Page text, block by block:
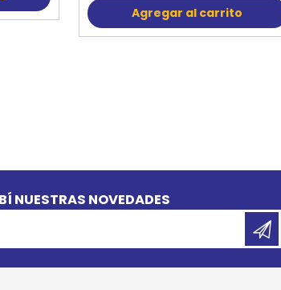
Agregar al carrito
NUESTRAS NOVEDADES